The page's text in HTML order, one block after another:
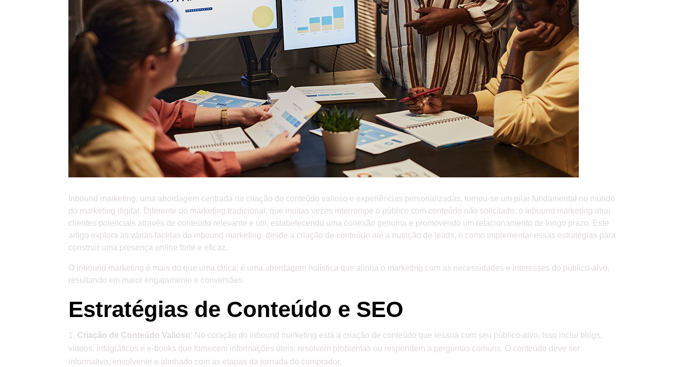
Inbound marketing, uma abordagem centrada na criação de conteúdo valioso e experiências personalizadas, tornou-se um pilar fundamental no mundo
do marketing digital. Diferente do marketing tradicional, que muitas vezes interrompe o público com conteúdo não solicitado, o inbound marketing atrai
clientes potenciais através de conteúdo relevante e útil, estabelecendo uma conexão genuína e promovendo um relacionamento de longo prazo. Este
artigo explora as várias facetas do inbound marketing, desde a criação de conteúdo até a nutrição de leads, e como implementar essas estratégias para
construir uma presença online forte e eficaz.
O inbound marketing é mais do que uma tática; é uma abordagem holística que alinha o marketing com as necessidades e interesses do público-alvo,
resultando em maior engajamento e conversões.
Estratégias de Conteúdo e SEO
Criação de Conteúdo Valioso: No coração do inbound marketing está a criação de conteúdo que ressoa com seu público-alvo. Isso inclui blogs,
vídeos, infográficos e e-books que fornecem informações úteis, resolvem problemas ou respondem a perguntas comuns. O conteúdo deve ser
informativo, envolvente e alinhado com as etapas da jornada do comprador.